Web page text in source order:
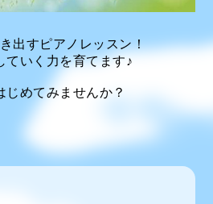
出すピアノレッスン！
ていく力を育てます♪
めてみませんか？